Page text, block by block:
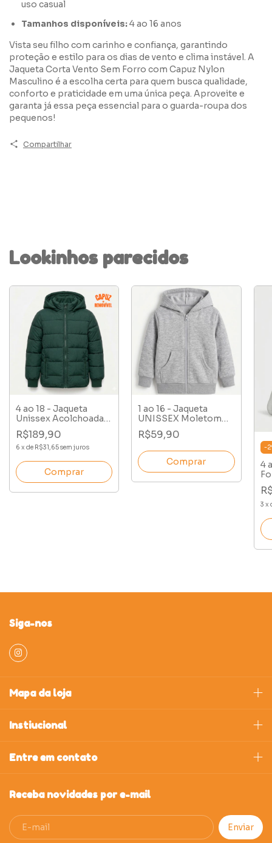
uso casual
Tamanhos disponíveis:4 ao 16 anos
Vista seu filho com carinho e confiança, garantindo
proteção e estilo para os dias de vento e clima instável. A
Jaqueta Corta Vento Sem Forro com Capuz Nylon
Masculino é a escolha certa para quem busca qualidade,
conforto e praticidade em uma única peça. Aproveite e
garanta já essa peça essencial para o guarda-roupa dos
pequenos!
Compartilhar
Lookinhos parecidos
4 ao 18 - Jaqueta
Unissex Acolchoada
Forro em Poliéster
com Capuz Removível
R$189,90
6 x de R$31,65sem juros
Comprar
1 ao 16 - Jaqueta
UNISSEX Moletom
Peluciado com Capuz
e Zíper
R$59,90
Comprar
-
4
3 x
Siga-nos
Mapa da loja
Instiucional
Entre em contato
Receba novidades por e-mail